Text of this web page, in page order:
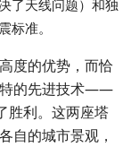
了天线问题）和独
标准。
度的优势，而恰
特的先进技术——
利。这两座塔
自的城市景观，